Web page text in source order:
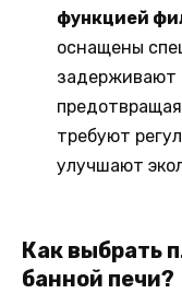
функцией
оснащены
задерживают
требуют
улучшают
Как выбрать
банной печи?